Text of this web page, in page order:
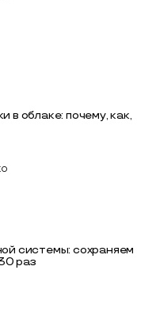
в облаке: почему, как,
системы: сохраняем
раз